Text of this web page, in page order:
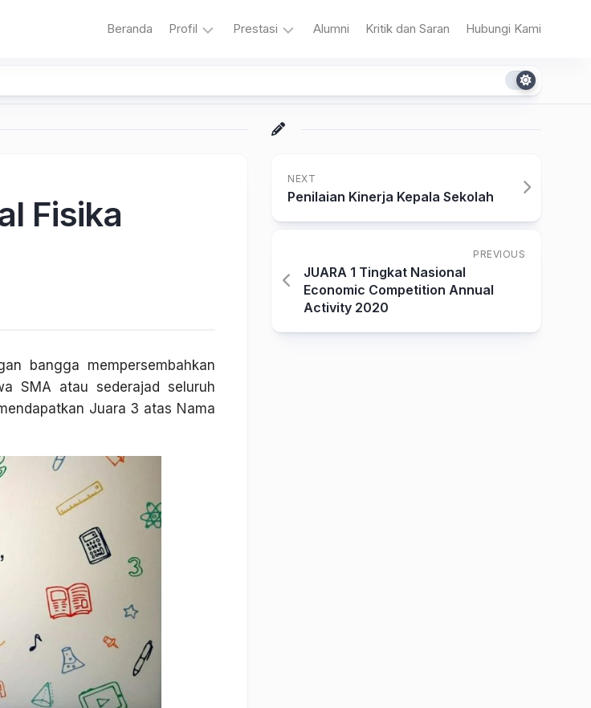
Beranda Profil
Sekolah
Prestasi
Akademik
Alumni Kritik dan Saran Hubungi Kami
Fisika
bangga mempersembahkan
SMA atau sederajad seluruh
Juara 3 atas Nama
NEXT
Penilaian Kinerja Kepala Sekolah
PREVIOUS
JUARA 1 Tingkat Nasional
Economic Competition Annual
Activity 2020